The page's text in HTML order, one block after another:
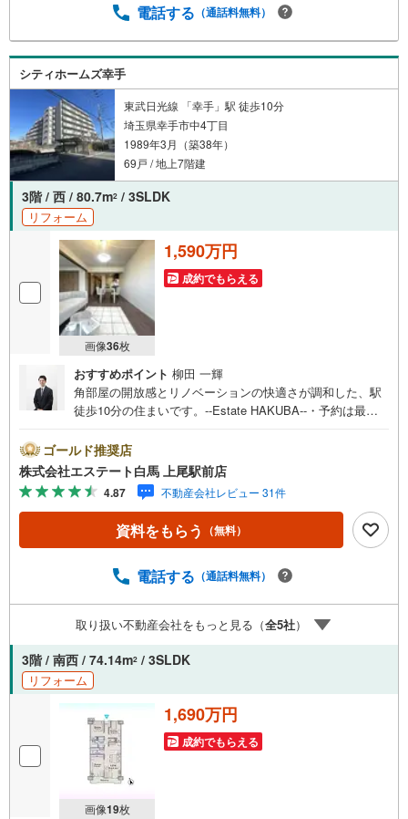
無料で対応中。まずは「ちょっと聞いてみたい」からで
も、お気軽にどうぞ！＼☆＼住宅無料相談会開催中/☆/はじ
めてのマイホーム購入をご検討中の皆様のために、住宅無
料相談会を開催しております！『無理をしない予算での家
探し』をコンセプトに、スタッフが分かりやすく丁寧にお
答え致します☆彡大切な住まいの売りたい・買いたいを経
験豊富なスタッフが全力サポート！今お探し中の方も、こ
れからの方も、お気軽にご相談ください♪
電話する （通話料無料）
シティホームズ幸手
東武日光線 「幸手」駅 徒歩10分
埼玉県幸手市中4丁目
1989年3月（築38年）
69戸 / 地上7階建
3階 / 西 / 80.7m2 / 3SLDK
リフォーム
画像36枚
1,590万円
成約でもらえる
おすすめポイント 柳田 一輝
角部屋の開放感とリノベーションの快適さが調和した、駅
徒歩10分の住まいです。--Estate HAKUBA--・予約は最短2
完了のリノベーションにより水回りを一新しました。・角
部屋につき、採光と通風に配慮された住空間です。・LDK
は13.80帖、家具配置がしやすい間取り設計。・全居室収納
付きで、室内をすっきり保てます。・TVモニタ付インター
ホンで来訪者確認も安心。・エレベーター付きで日々の移
動も快適です。・幸手駅まで徒歩10分、通勤通学に配慮し
チン、浴室、トイレ、洗面所交換全室クロス張替、フロー
店内に大型キッズスペースあり◇提携FPへの無料個別相談
サービスが好評です◎2026年1月完了のリノベーションで
水回りを一新した角部屋です
ゴールド推奨店
株式会社エステート白馬 上尾駅前店
4.87 不動産会社レビュー 31件
資料をもらう （無料）
電話する （通話料無料）
取り扱い不動産会社をもっと見る（全5社）
3階 / 南西 / 74.14m2 / 3SLDK
リフォーム
画像19枚
1,690万円
成約でもらえる